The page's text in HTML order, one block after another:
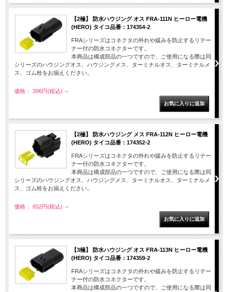
【2極】 防水ハウジング オス FRA-111N ヒーロー電機
(HERO) タイコ品番：174354-2
FRAシリーズはコネクタの外れや緩みを防止するリテー
ナー付の防水コネクターです。
本商品は構成部品の一つですので、ご使用になる際は同
シリーズのハウジングオス、ハウジングメス、ターミナルオス、ターミナルメ
ス、ゴム栓をお揃えください。
価格： 396円(税込) ～
【2極】 防水ハウジング メス FRA-112N ヒーロー電機
(HERO) タイコ品番：174352-2
FRAシリーズはコネクタの外れや緩みを防止するリテー
ナー付の防水コネクターです。
本商品は構成部品の一つですので、ご使用になる際は同
シリーズのハウジングオス、ハウジングメス、ターミナルオス、ターミナルメ
ス、ゴム栓をお揃えください。
価格： 652円(税込) ～
【3極】 防水ハウジング オス FRA-113N ヒーロー電機
(HERO) タイコ品番：174359-2
FRAシリーズはコネクタの外れや緩みを防止するリテー
ナー付の防水コネクターです。
本商品は構成部品の一つですので、ご使用になる際は同